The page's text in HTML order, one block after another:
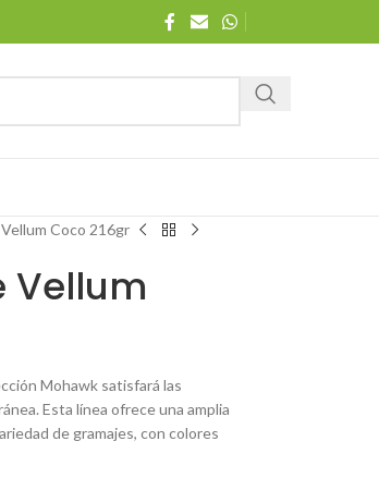
Coco 216gr
Vellum
Mohawk satisfará las
Esta línea ofrece una amplia
de gramajes, con colores